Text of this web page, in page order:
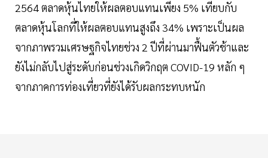
2564 ตลาดหุ้นไทยให้ผลตอบแทนเพียง 5% เทียบกับ
ตลาดหุ้นโลกที่ให้ผลตอบแทนสูงถึง 34% เพราะเป็นผล
จากภาพรวมเศรษฐกิจไทยช่วง 2 ปีที่ผ่านมาฟื้นตัวช้าและ
ยังไม่กลับไปสู่ระดับก่อนช่วงเกิดวิกฤต COVID-19 หลัก ๆ
จากภาคการท่องเที่ยวที่ยังได้รับผลกระทบหนัก